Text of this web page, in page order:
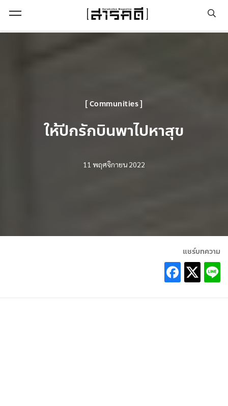
Communities
ให้ปีกรักบินพาไปหาสุข
11 พฤศจิกายน 2022
แชร์บทความ